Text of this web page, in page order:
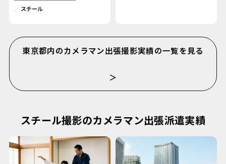
スチール
東京都内のカメラマン出張撮影実績の一覧を見る
＞
スチール撮影のカメラマン出張派遣実績